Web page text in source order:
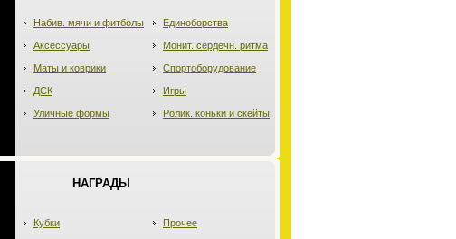
Набив. мячи и фитболы
Аксессуары
Маты и коврики
ДСК
Уличные формы
Единоборства
Монит. сердечн. ритма
Спортоборудование
Игры
Ролик. коньки и скейты
НАГРАДЫ
Кубки Прочее